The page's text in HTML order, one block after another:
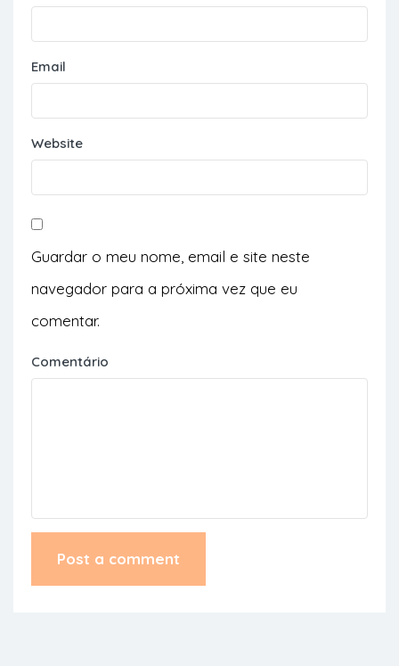
Email
Website
Guardar o meu nome, email e site neste
navegador para a próxima vez que eu
comentar.
Comentário